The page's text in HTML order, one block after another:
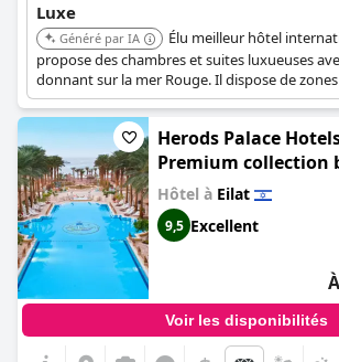
Luxe
Généré par IA
Élu meilleur hôtel
propose des chambres et suites luxueuses
donnant sur la mer Rouge. Il dispose de
spectaculaires, de piscines avec cascades et
spa. Les clients des chambres Executive, des
ou des Suites bénéficient d'un accès gratuit
Herods Palace
Premium collection
Hotels
Hôtel à Eilat
9,5 Excellent
Voir les disponibilités